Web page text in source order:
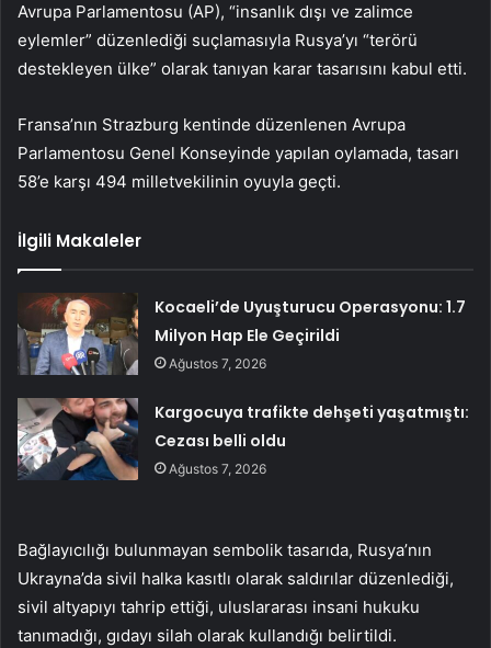
Avrupa Parlamentosu (AP), “insanlık dışı ve zalimce
eylemler” düzenlediği suçlamasıyla Rusya’yı “terörü
destekleyen ülke” olarak tanıyan karar tasarısını kabul etti.
Fransa’nın Strazburg kentinde düzenlenen Avrupa
Parlamentosu Genel Konseyinde yapılan oylamada, tasarı
58’e karşı 494 milletvekilinin oyuyla geçti.
İlgili Makaleler
Kocaeli’de Uyuşturucu Operasyonu: 1.7
Milyon Hap Ele Geçirildi
Ağustos 7, 2026
Kargocuya trafikte dehşeti yaşatmıştı:
Cezası belli oldu
Ağustos 7, 2026
Bağlayıcılığı bulunmayan sembolik tasarıda, Rusya’nın
Ukrayna’da sivil halka kasıtlı olarak saldırılar düzenlediği,
sivil altyapıyı tahrip ettiği, uluslararası insani hukuku
tanımadığı, gıdayı silah olarak kullandığı belirtildi.